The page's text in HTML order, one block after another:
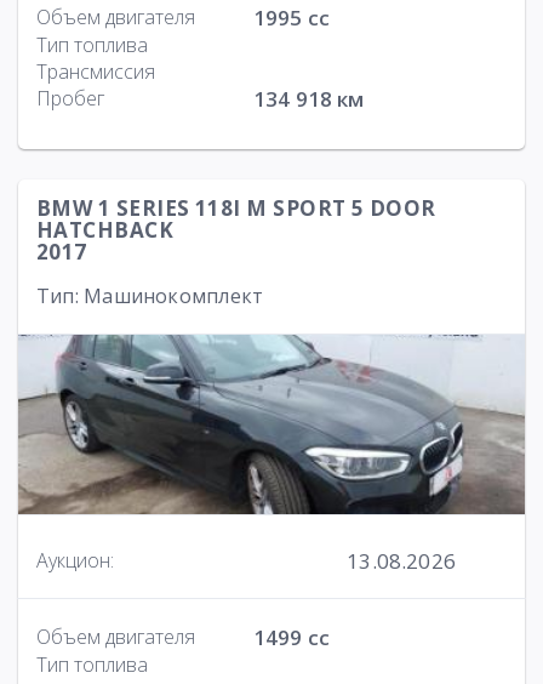
Объем двигателя 1995 cc
Тип топлива
Трансмиссия
Пробег
134 918 км
BMW 1 SERIES 118I M SPORT 5 DOOR
HATCHBACK
2017
Тип: Машинокомплект
Аукцион: 13.08.2026
Объем двигателя 1499 cc
Тип топлива